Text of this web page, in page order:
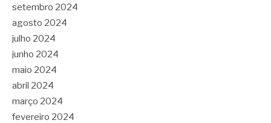
setembro 2024
agosto 2024
julho 2024
junho 2024
maio 2024
abril 2024
março 2024
fevereiro 2024